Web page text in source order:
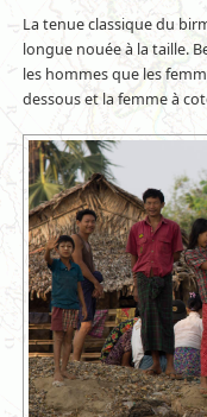
La tenue classique du
longue nouée à la taille.
les hommes que les
dessous et la femme à